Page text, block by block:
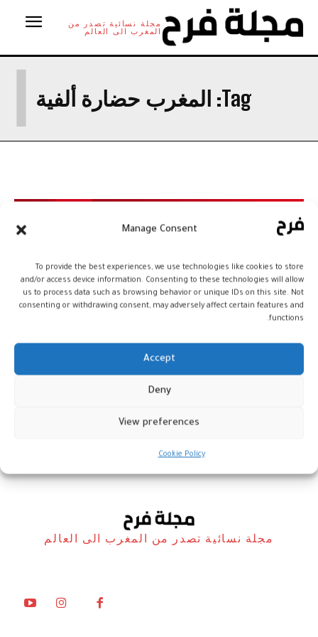
Manage Consent
To provide the best experiences, we use technologies like cookies to store
and/or access device information. Consenting to these technologies will allow
us to process data such as browsing behavior or unique IDs on this site. Not
consenting or withdrawing consent, may adversely affect certain features and
functions.
Accept
Deny
View preferences
Cookie Policy
مجلة نسائية تصدر من
المغرب الى العالم
Tag: المغرب حضارة ألفية
المغرب في عيون الإعلام الكندي
مجلة نسائية تصدر من المغرب الى العالم